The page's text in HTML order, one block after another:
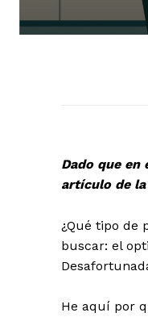
Dado que en
artículo de
¿Qué tipo de
buscar: el
He aquí por